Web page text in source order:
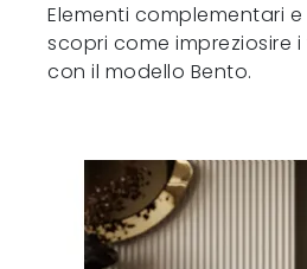
Elementi complementari
scopri come impreziosire
con il modello Bento.